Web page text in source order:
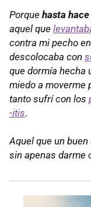
Porque hasta
aquel que
contra mi pecho
descolocaba con
que dormía hecha
miedo a moverme
tanto sufrí con los
-itis.
Aquel que un
sin apenas darme